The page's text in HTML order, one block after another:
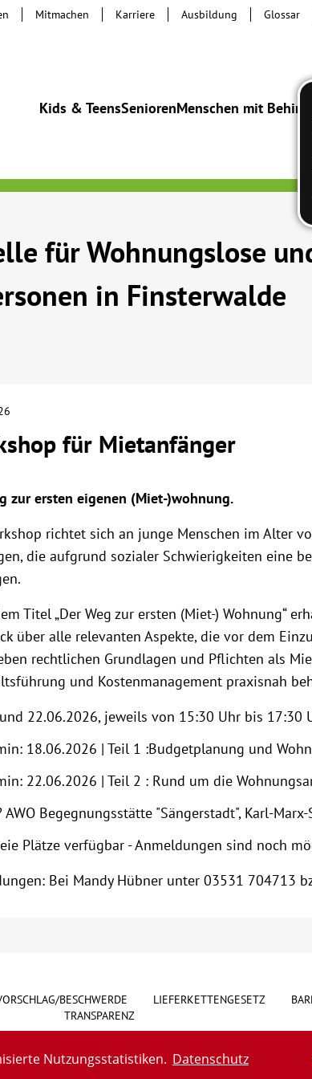
Nutzungsstatistiken. Datenschutz
Kids & TeensSeniorenMenschen mit
Mitmachen Karriere Ausbildung Glossar
für Wohnungslose
in Finsterwalde
für Mietanfänger
zur ersten eigenen (Miet-)wohnung.
richtet sich an junge Menschen im Alter
die aufgrund sozialer Schwierigkeiten eine
Titel „Der Weg zur ersten (Miet-) Wohnung“
über alle relevanten Aspekte, die vor dem
rechtlichen Grundlagen und Pflichten als
und Kostenmanagement praxisnah
22.06.2026, jeweils von 15:30 Uhr bis 17:30
18.06.2026 | Teil 1 :Budgetplanung und
22.06.2026 | Teil 2 : Rund um die
AWO Begegnungsstätte "Sängerstadt", Karl-
Plätze verfügbar - Anmeldungen sind noch
Bei Mandy Hübner unter 03531 704713
BESCHWERDE LIEFERKETTENGESETZ
TRANSPARENZ